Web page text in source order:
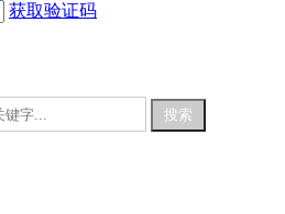
获取验证码